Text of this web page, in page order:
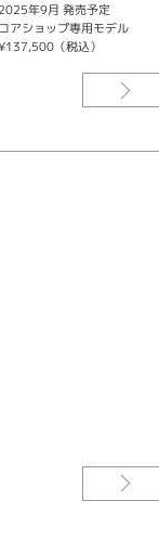
2025年9月 発売予定
コアショップ専用モデル
（税込）